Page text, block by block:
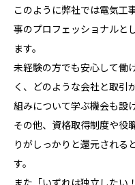
このように弊社では電気工
事のプロフェッショナルと
ます。
未経験の方でも安心して働
く、どのような会社と取引
組みについて学ぶ機会も設
その他、資格取得制度や役
りがしっかりと還元される
す。